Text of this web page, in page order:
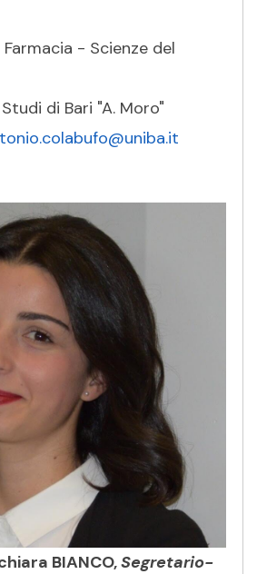
- Scienze del
di Bari "A. Moro"
BIANCO,Segretario-